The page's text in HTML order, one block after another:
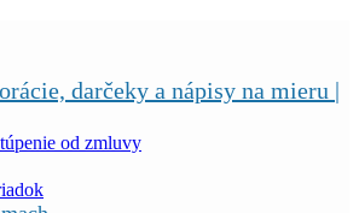
darčeky a nápisy na mieru |
od zmluvy